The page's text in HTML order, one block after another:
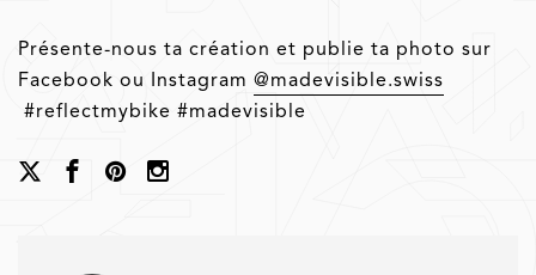
Présente-nous ta création et publie ta photo sur
Facebook ou Instagram @madevisible.swiss
#reflectmybike #madevisible